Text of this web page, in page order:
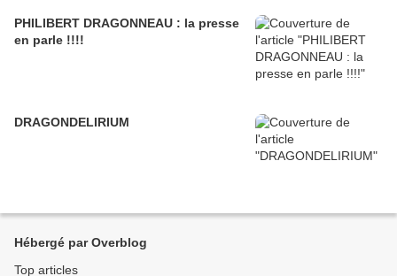
PHILIBERT DRAGONNEAU : la presse
en parle !!!!
DRAGONDELIRIUM
Hébergé par Overblog
Top articles